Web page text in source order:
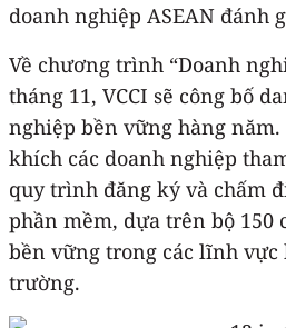
doanh nghiệp ASEAN đánh
Về chương trình “Doanh
tháng 11, VCCI sẽ công bố
nghiệp bền vững hàng
khích các doanh nghiệp
quy trình đăng ký và chấm
phần mềm, dựa trên bộ
bền vững trong các lĩnh vực
trường.